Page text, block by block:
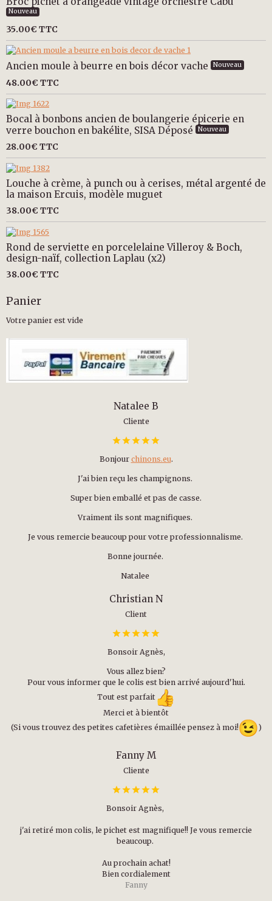
Nouveau
35.00€ TTC
Ancien moule à beurre en bois décor vache Nouveau
48.00€ TTC
Bocal à bonbons ancien de boulangerie épicerie en
verre bouchon en bakélite, SISA Déposé
Nouveau
28.00€ TTC
Louche à crème, à punch ou à cerises, métal argenté de
la maison Ercuis, modèle muguet
38.00€ TTC
Rond de serviette en porcelelaine Villeroy & Boch,
design-naïf, collection Laplau (x2)
38.00€ TTC
Panier
Votre panier est vide
Natalee B
Cliente
Bonjour chinons.eu.
J'ai bien reçu les champignons.
Super bien emballé et pas de casse.
Vraiment ils sont magnifiques.
Je vous remercie beaucoup pour votre professionnalisme.
Bonne journée.
Natalee
Christian N
Client
Bonsoir Agnès,
Vous allez bien?
Pour vous informer que le colis est bien arrivé aujourd'hui.
Tout est parfait
Merci et à bientôt
(Si vous trouvez des petites cafetières émaillée pensez à moi!
)
Fanny M
Cliente
Bonsoir Agnès,
j'ai retiré mon colis, le pichet est magnifique!! Je vous remercie
beaucoup.
Au prochain achat!
Bien cordialement
Fanny